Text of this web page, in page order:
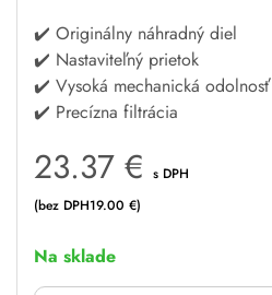
✔️ Originálny náhradný diel
✔️ Nastaviteľný prietok
✔️ Vysoká mechanická odolnosť
✔️ Precízna filtrácia
23.37 € s DPH
(bez DPH19.00 €)
Na sklade